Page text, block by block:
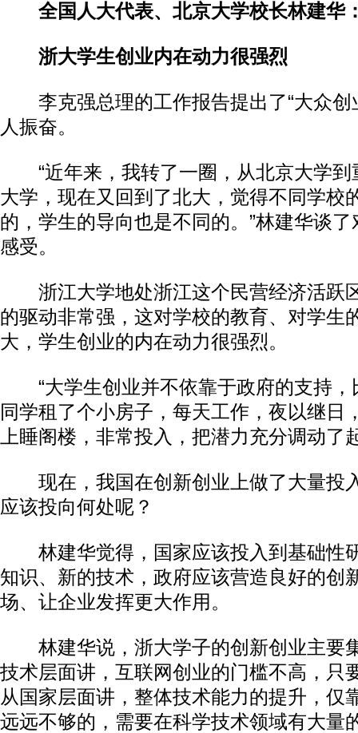
全国人大代表、北京大学校长林建华
浙大学生创业内在动力很强烈
李克强总理的工作报告提出了“大众创
人振奋。
“近年来，我转了一圈，从北京大学到
大学，现在又回到了北大，觉得不同学校
的，学生的导向也是不同的。”林建华谈
感受。
浙江大学地处浙江这个民营经济活跃
的驱动非常强，这对学校的教育、对学生
大，学生创业的内在动力很强烈。
“大学生创业并不依靠于政府的支持，
同学租了个小房子，每天工作，夜以继日
上睡阁楼，非常投入，把潜力充分调动了
现在，我国在创新创业上做了大量投
应该投向何处呢？
林建华觉得，国家应该投入到基础性
知识、新的技术，政府应该营造良好的创
场、让企业发挥更大作用。
林建华说，浙大学子的创新创业主要
技术层面讲，互联网创业的门槛不高，只
从国家层面讲，整体技术能力的提升，仅
远远不够的，需要在科学技术领域有大量